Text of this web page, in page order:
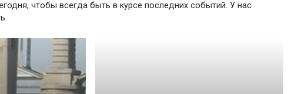
чтобы всегда быть в курсе последних событий. У нас